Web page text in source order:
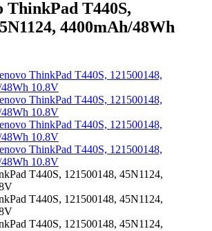
ThinkPad T440S,
4400mAh/48Wh